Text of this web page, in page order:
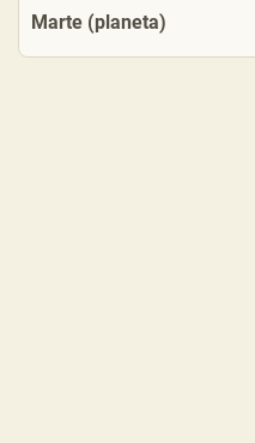
Marte (planeta)